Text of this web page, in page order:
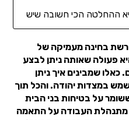
ההחלטה הכי חשובה שיש
בחינה מעמיקה של
פעולה שאותה ניתן לבצע
כאלו שמבינים איך ניתן
במצדות יהודה. והכל תוך
על בטיחות בני הבית
מתנהלת העבודה על התאמה